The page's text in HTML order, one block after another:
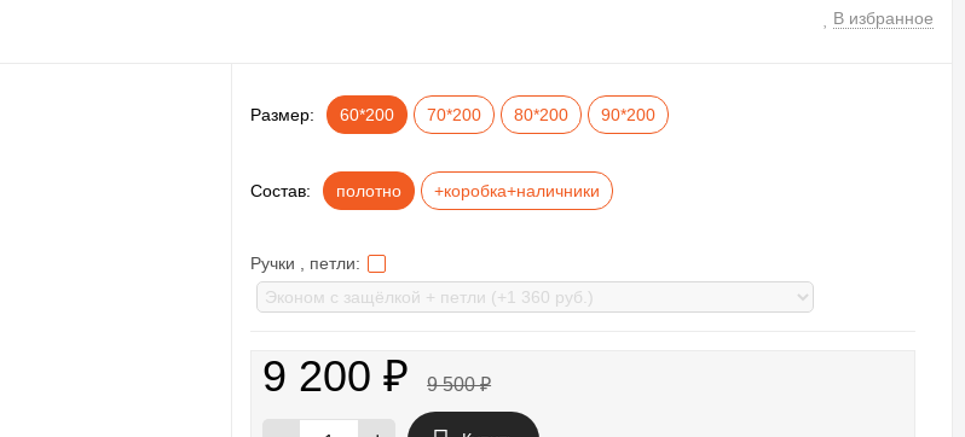
В избранное
Размер: 60*200 70*200 80*200 90*200
Состав: полотно +коробка+наличники
Ручки , петли:
9 200₽ 9 500₽